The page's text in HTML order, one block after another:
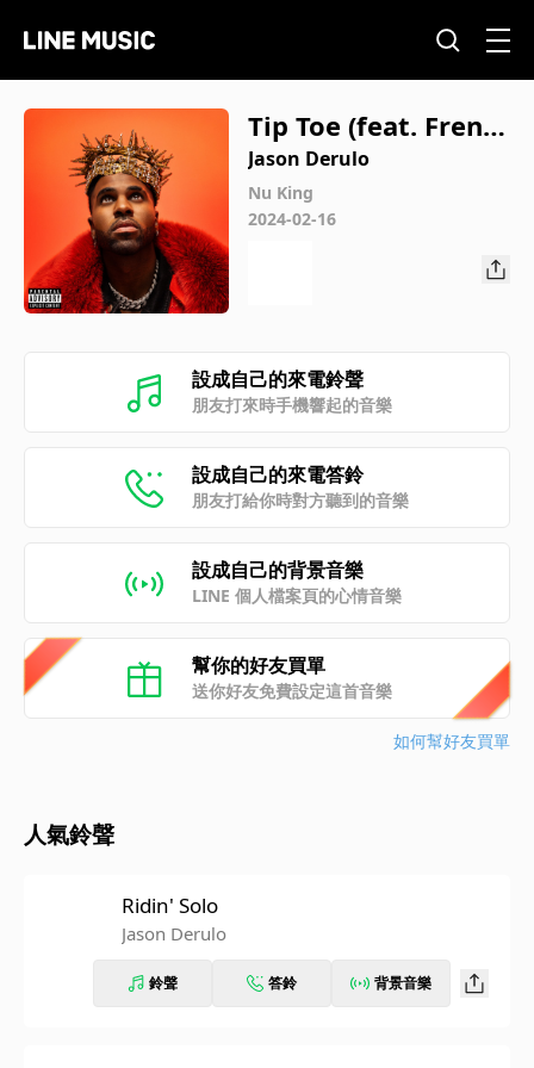
Tip Toe (feat. Frenc
h Montana)
Jason Derulo
Nu King
2024-02-16
設成自己的來電鈴聲
朋友打來時手機響起的音樂
設成自己的來電答鈴
朋友打給你時對方聽到的音樂
設成自己的背景音樂
LINE 個人檔案頁的心情音樂
幫你的好友買單
送你好友免費設定這首音樂
如何幫好友買單
人氣鈴聲
Ridin' Solo
Jason Derulo
鈴聲 答鈴 背景音樂